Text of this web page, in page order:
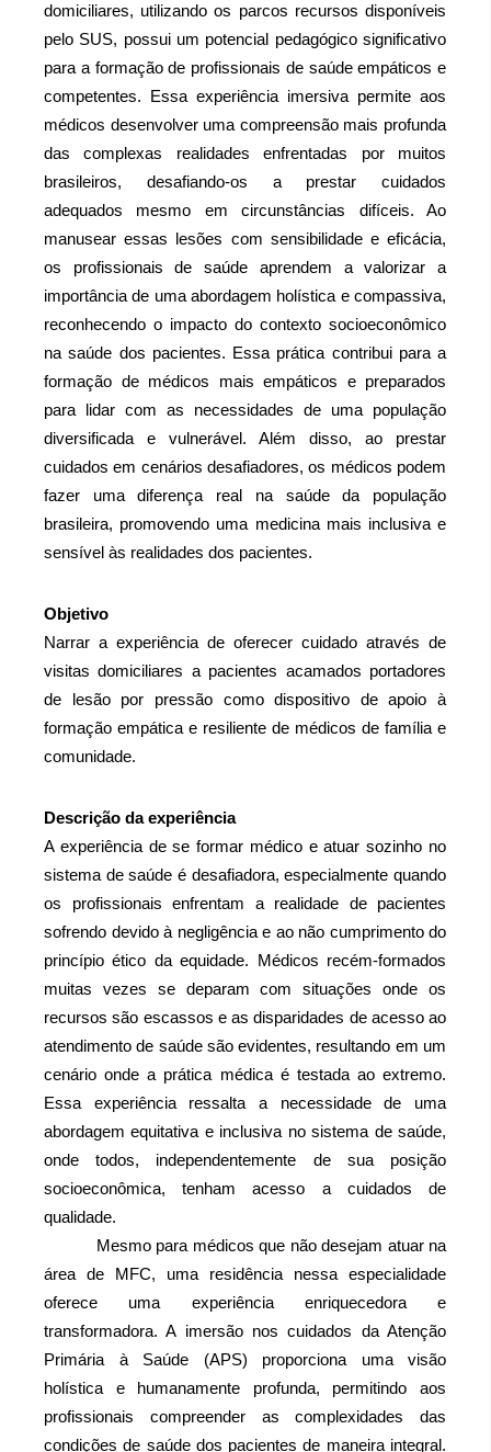
domiciliares, utilizando os parcos recursos disponíveis
pelo SUS, possui um potencial pedagógico significativo
para a formação de profissionais de saúde empáticos e
competentes. Essa experiência imersiva permite aos
médicos desenvolver uma compreensão mais profunda
das complexas realidades enfrentadas por muitos
brasileiros, desafiando-os a prestar cuidados
adequados mesmo em circunstâncias difíceis. Ao
manusear essas lesões com sensibilidade e eficácia,
os profissionais de saúde aprendem a valorizar a
importância de uma abordagem holística e compassiva,
reconhecendo o impacto do contexto socioeconômico
na saúde dos pacientes. Essa prática contribui para a
formação de médicos mais empáticos e preparados
para lidar com as necessidades de uma população
diversificada e vulnerável. Além disso, ao prestar
cuidados em cenários desafiadores, os médicos podem
fazer uma diferença real na saúde da população
brasileira, promovendo uma medicina mais inclusiva e
sensível às realidades dos pacientes.
Objetivo
Narrar a experiência de oferecer cuidado através de
visitas domiciliares a pacientes acamados portadores
de lesão por pressão como dispositivo de apoio à
formação empática e resiliente de médicos de família e
comunidade.
Descrição da experiência
A experiência de se formar médico e atuar sozinho no
sistema de saúde é desafiadora, especialmente quando
os profissionais enfrentam a realidade de pacientes
sofrendo devido à negligência e ao não cumprimento do
princípio ético da equidade. Médicos recém-formados
muitas vezes se deparam com situações onde os
recursos são escassos e as disparidades de acesso ao
atendimento de saúde são evidentes, resultando em um
cenário onde a prática médica é testada ao extremo.
Essa experiência ressalta a necessidade de uma
abordagem equitativa e inclusiva no sistema de saúde,
onde todos, independentemente de sua posição
socioeconômica, tenham acesso a cuidados de
qualidade.
Mesmo para médicos que não desejam atuar na
área de MFC, uma residência nessa especialidade
oferece uma experiência enriquecedora e
transformadora. A imersão nos cuidados da Atenção
Primária à Saúde (APS) proporciona uma visão
holística e humanamente profunda, permitindo aos
profissionais compreender as complexidades das
condições de saúde dos pacientes de maneira integral.